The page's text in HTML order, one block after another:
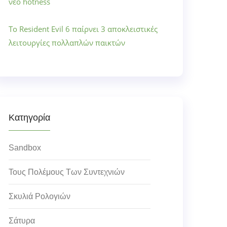
Το Resident Evil 6 παίρνει 3 αποκλειστικές
λειτουργίες πολλαπλών παικτών
Κατηγορία
Sandbox
Τους Πολέμους Των Συντεχνιών
Σκυλιά Ρολογιών
Σάτυρα